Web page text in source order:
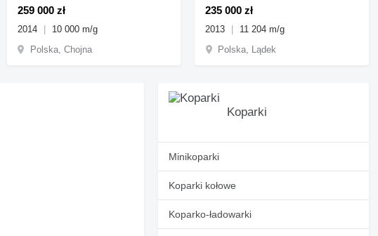
259 000 zł
2014
10 000 m/g
Polska, Chojna
235 000 zł
2013
11 204 m/g
Polska, Lądek
Koparki
Minikoparki
Koparki kołowe
Koparko-ładowarki